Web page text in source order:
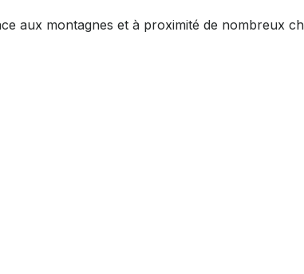
aux montagnes et à proximité de nombreux